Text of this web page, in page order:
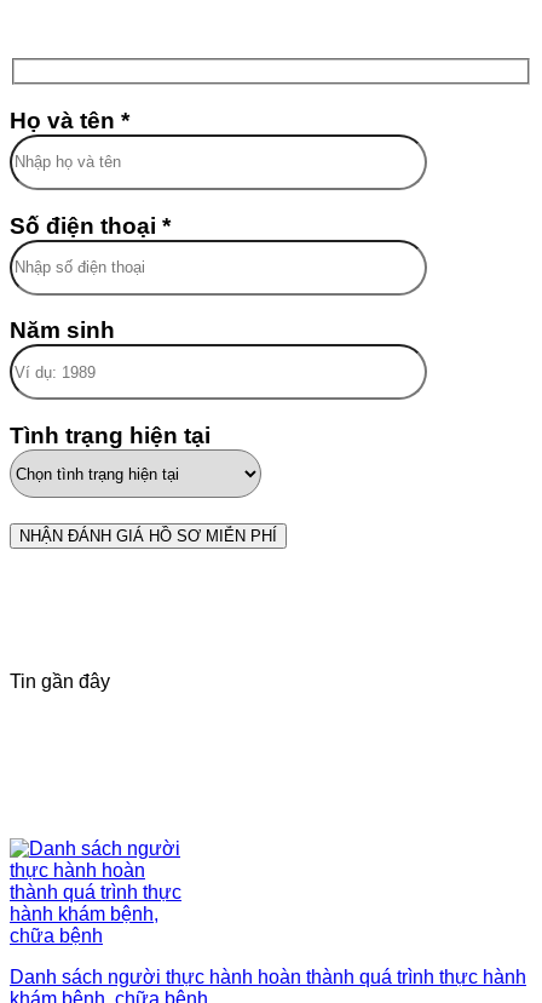
Họ và tên *
Số điện thoại *
Năm sinh
Tình trạng hiện tại
Tin gần đây
Danh sách người thực hành hoàn thành quá trình thực hành